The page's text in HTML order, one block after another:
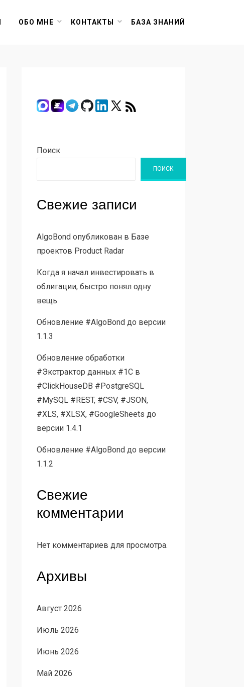
ОБО МНЕ КОНТАКТЫ БАЗА ЗНАНИЙ
Поиск
ПОИСК
Свежие записи
AlgoBond опубликован в Базе
проектов Product Radar
Когда я начал инвестировать в
облигации, быстро понял одну
вещь
Обновление #AlgoBond до версии
1.1.3
Обновление обработки
#Экстрактор данных #1С в
#ClickHouseDB #PostgreSQL
#MySQL #REST, #CSV, #JSON,
#XLS, #XLSX, #GoogleSheets до
версии 1.4.1
Обновление #AlgoBond до версии
1.1.2
Свежие
комментарии
Нет комментариев для просмотра.
Архивы
Август 2026
Июль 2026
Июнь 2026
Май 2026